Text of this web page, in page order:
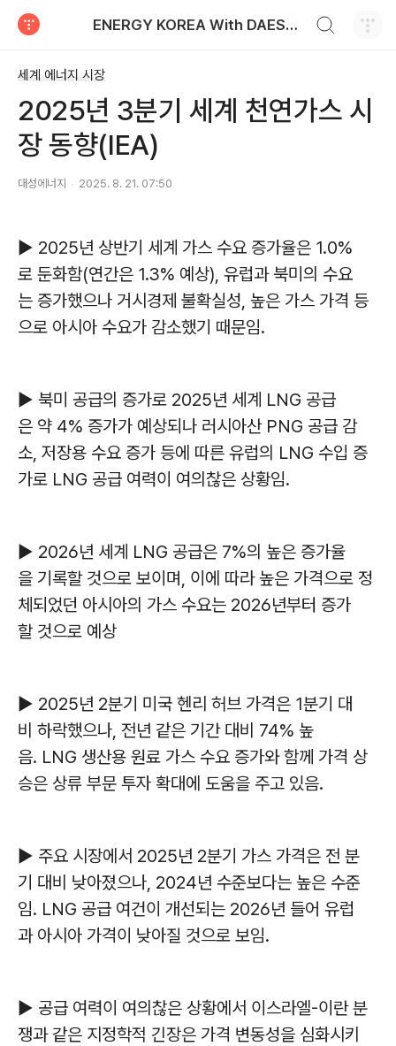
ENERGY KOREA With DAESUNG ENERGY
세계 에너지 시장
2025년 3분기 세계 천연가스 시
장 동향(IEA)
대성에너지 2025. 8. 21. 07:50
▶ 2025년 상반기 세계 가스 수요 증가율은 1.0%
로 둔화함(연간은 1.3% 예상), 유럽과 북미의 수요
는 증가했으나 거시경제 불확실성, 높은 가스 가격 등
으로 아시아 수요가 감소했기 때문임.
▶ 북미 공급의 증가로 2025년 세계 LNG 공급
은 약 4% 증가가 예상되나 러시아산 PNG 공급 감
소, 저장용 수요 증가 등에 따른 유럽의 LNG 수입 증
가로 LNG 공급 여력이 여의찮은 상황임.
▶ 2026년 세계 LNG 공급은 7%의 높은 증가율
을 기록할 것으로 보이며, 이에 따라 높은 가격으로 정
체되었던 아시아의 가스 수요는 2026년부터 증가
할 것으로 예상
▶ 2025년 2분기 미국 헨리 허브 가격은 1분기 대
비 하락했으나, 전년 같은 기간 대비 74% 높
음. LNG 생산용 원료 가스 수요 증가와 함께 가격 상
승은 상류 부문 투자 확대에 도움을 주고 있음.
▶ 주요 시장에서 2025년 2분기 가스 가격은 전 분
기 대비 낮아졌으나, 2024년 수준보다는 높은 수준
임. LNG 공급 여건이 개선되는 2026년 들어 유럽
과 아시아 가격이 낮아질 것으로 보임.
▶ 공급 여력이 여의찮은 상황에서 이스라엘-이란 분
쟁과 같은 지정학적 긴장은 가격 변동성을 심화시키